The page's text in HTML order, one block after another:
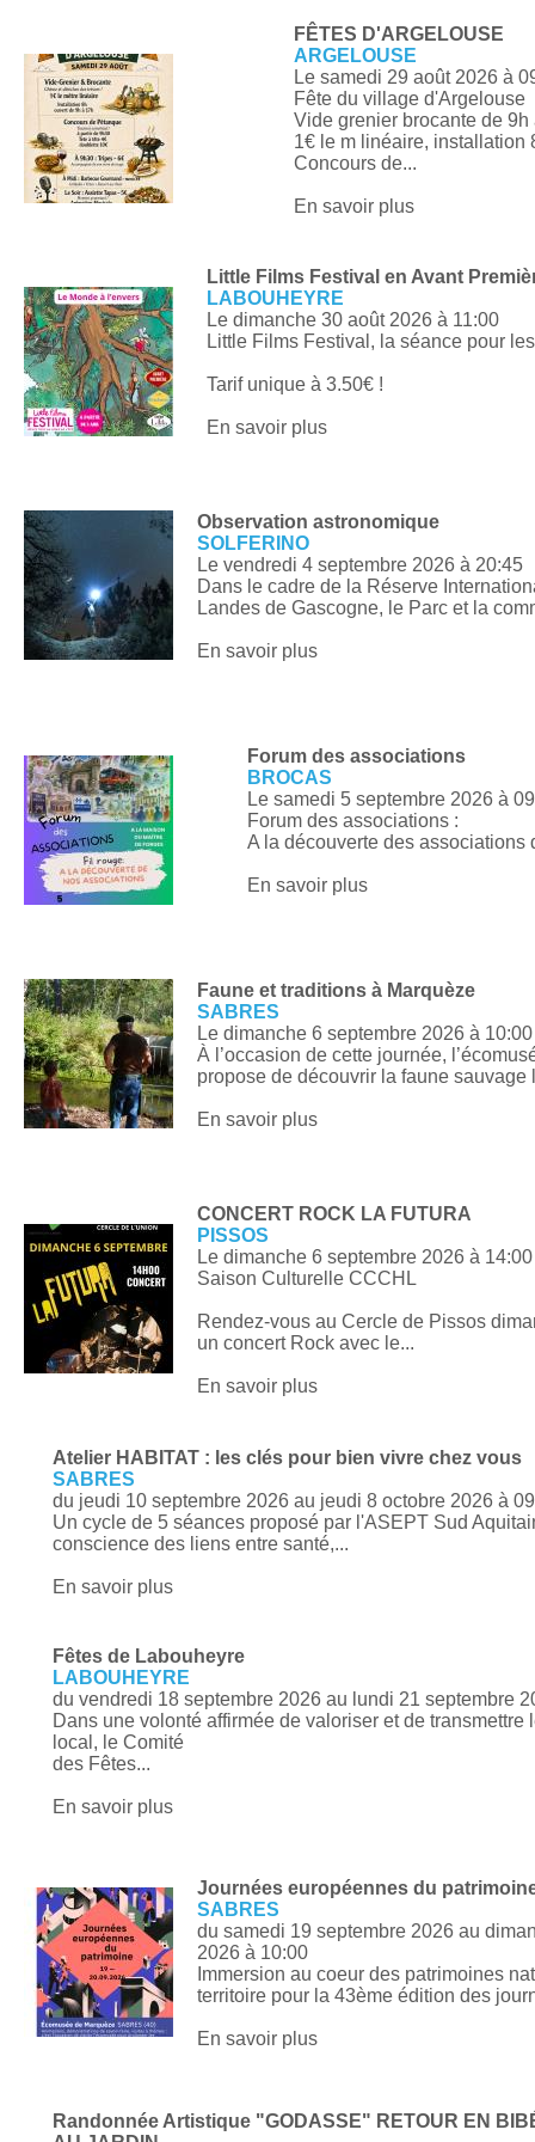
FÊTES D'ARGELOUSE
ARGELOUSE
Le samedi 29 août 2026 à
Fête du village d'Argelouse
Vide grenier brocante de 9h
1€ le m linéaire, installation
Concours de...
En savoir plus
Little Films Festival en Avant
LABOUHEYRE
Le dimanche 30 août 2026 à 11:00
Little Films Festival, la séance pour
Tarif unique à 3.50€ !
En savoir plus
Observation astronomique
SOLFERINO
Le vendredi 4 septembre 2026 à 20:45
Dans le cadre de la Réserve
Landes de Gascogne, le Parc et la
En savoir plus
Forum des associations
BROCAS
Le samedi 5 septembre 2026 à
Forum des associations :
A la découverte des associations
En savoir plus
Faune et traditions à Marquèze
SABRES
Le dimanche 6 septembre 2026 à 10:00
À l’occasion de cette journée,
propose de découvrir la faune sauvage
En savoir plus
CONCERT ROCK LA FUTURA
PISSOS
Le dimanche 6 septembre 2026 à 14:00
Saison Culturelle CCCHL
Rendez-vous au Cercle de Pissos
un concert Rock avec le...
En savoir plus
Atelier HABITAT : les clés pour bien vivre chez vous
SABRES
du jeudi 10 septembre 2026 au jeudi 8 octobre 2026 à
Un cycle de 5 séances proposé par l'ASEPT Sud
conscience des liens entre santé,...
En savoir plus
Fêtes de Labouheyre
LABOUHEYRE
du vendredi 18 septembre 2026 au lundi 21 septembre
Dans une volonté affirmée de valoriser et de transmettre
local, le Comité
des Fêtes...
En savoir plus
Journées européennes du
SABRES
du samedi 19 septembre 2026 au
2026 à 10:00
Immersion au coeur des patrimoines
territoire pour la 43ème édition des
En savoir plus
Randonnée Artistique "GODASSE" RETOUR EN